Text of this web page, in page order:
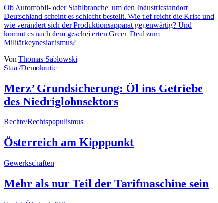
Ob Automobil- oder Stahlbranche, um den Industriestandort
Deutschland scheint es schlecht bestellt. Wie tief reicht die Krise und
wie verändert sich der Produktionsapparat gegenwärtig? Und
kommt es nach dem gescheiterten Green Deal zum
Militärkeynesianismus?
Von Thomas Sablowski
Staat/Demokratie
Merz’ Grundsicherung: Öl ins Getriebe
des Niedriglohnsektors
Rechte/Rechtspopulismus
Österreich am Kipppunkt
Gewerkschaften
Mehr als nur Teil der Tarifmaschine sein